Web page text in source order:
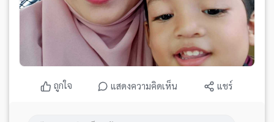
ถูกใจ แสดงความคิดเห็น แชร์